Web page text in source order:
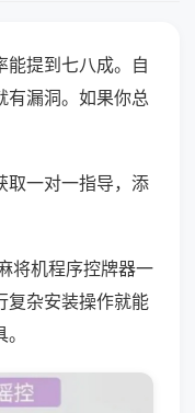
能提到七八成。自
有漏洞。如果你总
取一对一指导，添
将机程序控牌器一
复杂安装操作就能